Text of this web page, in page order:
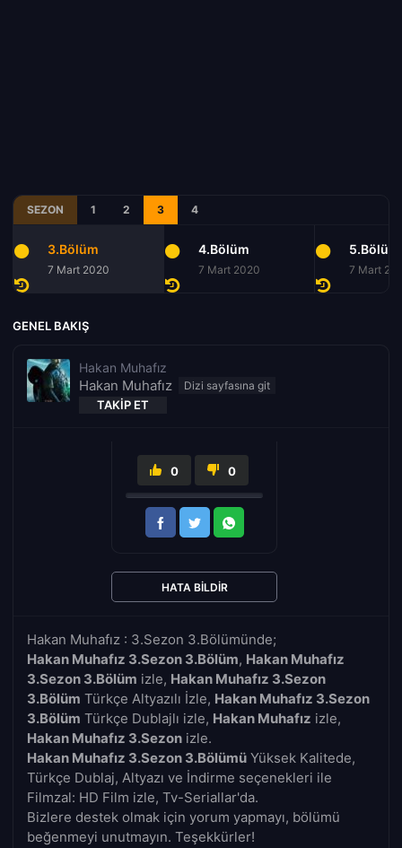
SEZON 1 2 3 4
3.Bölüm
7 Mart 2020
4.Bölüm
7 Mart 2020
5.Bölüm
7 Mart
GENEL BAKIŞ
Hakan Muhafız
Hakan Muhafız
TAKIP ET
Hakan Muhafız : 3.Sezon 3.Bölümünde;
Hakan Muhafız 3.Sezon 3.Bölüm, Hakan Muhafız
3.Sezon 3.Bölüm izle, Hakan Muhafız 3.Sezon
3.Bölüm Türkçe Altyazılı İzle, Hakan Muhafız 3.Sezon
3.Bölüm Türkçe Dublajlı izle, Hakan Muhafız izle,
Hakan Muhafız 3.Sezon izle.
Hakan Muhafız 3.Sezon 3.Bölümü Yüksek Kalitede,
Türkçe Dublaj, Altyazı ve İndirme seçenekleri ile
Filmzal: HD Film izle, Tv-Seriallar'da.
Bizlere destek olmak için yorum yapmayı, bölümü
beğenmeyi unutmayın. Teşekkürler!
0 0
HATA BILDIR